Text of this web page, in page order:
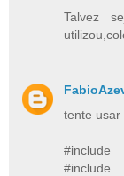
Talvez
tente usar
#include
#include